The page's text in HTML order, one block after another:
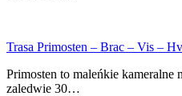
Trasa Primosten – Brac – Vis –
Primosten to maleńkie kameralne
zaledwie 30…